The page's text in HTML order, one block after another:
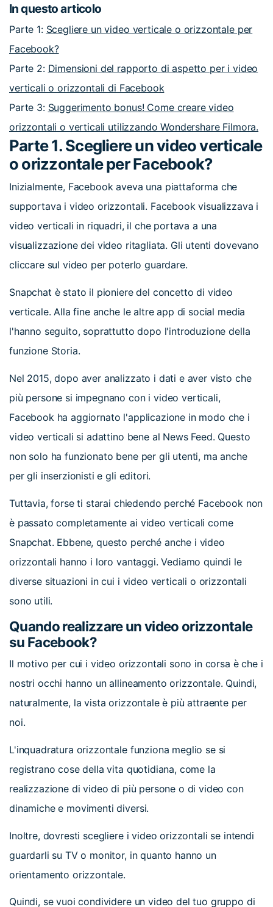
In questo articolo
Parte 1: Scegliere un video verticale o orizzontale per
Facebook?
Parte 2: Dimensioni del rapporto di aspetto per i video
verticali o orizzontali di Facebook
Parte 3: Suggerimento bonus! Come creare video
orizzontali o verticali utilizzando Wondershare Filmora.
Parte 1. Scegliere un video verticale
o orizzontale per Facebook?
Inizialmente, Facebook aveva una piattaforma che
supportava i video orizzontali. Facebook visualizzava i
video verticali in riquadri, il che portava a una
visualizzazione dei video ritagliata. Gli utenti dovevano
cliccare sul video per poterlo guardare.
Snapchat è stato il pioniere del concetto di video
verticale. Alla fine anche le altre app di social media
l'hanno seguito, soprattutto dopo l'introduzione della
funzione Storia.
Nel 2015, dopo aver analizzato i dati e aver visto che
più persone si impegnano con i video verticali,
Facebook ha aggiornato l'applicazione in modo che i
video verticali si adattino bene al News Feed. Questo
non solo ha funzionato bene per gli utenti, ma anche
per gli inserzionisti e gli editori.
Tuttavia, forse ti starai chiedendo perché Facebook non
è passato completamente ai video verticali come
Snapchat. Ebbene, questo perché anche i video
orizzontali hanno i loro vantaggi. Vediamo quindi le
diverse situazioni in cui i video verticali o orizzontali
sono utili.
Quando realizzare un video orizzontale
su Facebook?
Il motivo per cui i video orizzontali sono in corsa è che i
nostri occhi hanno un allineamento orizzontale. Quindi,
naturalmente, la vista orizzontale è più attraente per
noi.
L'inquadratura orizzontale funziona meglio se si
registrano cose della vita quotidiana, come la
realizzazione di video di più persone o di video con
dinamiche e movimenti diversi.
Inoltre, dovresti scegliere i video orizzontali se intendi
guardarli su TV o monitor, in quanto hanno un
orientamento orizzontale.
Quindi, se vuoi condividere un video del tuo gruppo di